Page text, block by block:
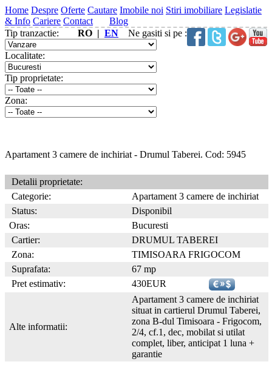
Home Despre Oferte Cautare Imobile noi Stiri imobiliare Legislatie
& Info Cariere Contact
Blog
RO | EN Ne gasiti si pe :
Tip tranzactie:
Localitate:
Tip proprietate:
Zona:
Apartament 3 camere de inchiriat - Drumul Taberei. Cod: 5945
Detalii proprietate:
Categorie:
Apartament 3 camere de inchiriat
Status:
Disponibil
Oras:
Bucuresti
Cartier:
DRUMUL TABEREI
Zona:
TIMISOARA FRIGOCOM
Suprafata:
67 mp
Pret estimativ:
430EUR
Alte informatii:
Apartament 3 camere de inchiriat
situat in cartierul Drumul Taberei,
zona B-dul Timisoara - Frigocom,
2/4, cf.1, dec, mobilat si utilat
complet, liber, anticipat 1 luna +
garantie